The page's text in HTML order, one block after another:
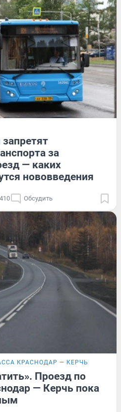
за
— каких
нововведения
Обсудить
КРАСНОДАР — КЕРЧЬ
Проезд по
— Керчь пока